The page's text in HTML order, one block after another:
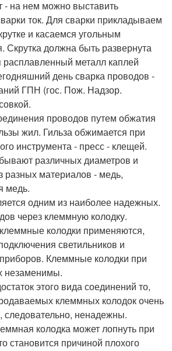
- на нем можно выставить
ток. Для сварки прикладываем
и касаемся угольным
Скрутка должна быть развернута
расплавленный металл каплей
день сварка проводов -
ГПН (гос. Пож. Надзор.
проводов путем обжатия
жил. Гильза обжимается при
инструмента - пресс - клещей.
различных диаметров и
разных материалов - медь,
медь.
одним из наиболее надежных.
через клеммную колодку.
колодки применяются,
светильников и
Клеммные колодки при
незаменимы.
этого вида соединений то,
клеммных колодок очень
следовательно, ненадежны.
колодка может лопнуть при
становится причиной плохого